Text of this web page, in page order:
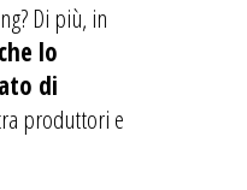
Di più, in
lo
di
produttori e